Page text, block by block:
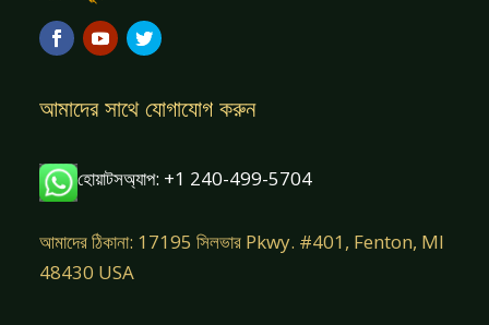
আমাদের সাথে যোগাযোগ করুন
হোয়াটসঅ্যাপ: +1 240-499-5704
আমাদের ঠিকানা: 17195 সিলভার Pkwy. #401, Fenton, MI
48430 USA